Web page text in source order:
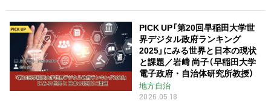
PICK UP「第20回早稲田大学世
界デジタル政府ランキング
2025」にみる世界と日本の現状
と課題／岩﨑 尚子（早稲田大学
電子政府・自治体研究所教授）
地方自治
2026.05.18